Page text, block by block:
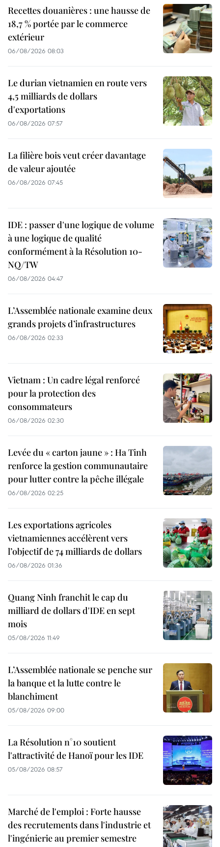
Recettes douanières : une hausse de
18,7 % portée par le commerce
extérieur
06/08/2026 08:03
Le durian vietnamien en route vers
4,5 milliards de dollars
d'exportations
06/08/2026 07:57
La filière bois veut créer davantage
de valeur ajoutée
06/08/2026 07:45
IDE : passer d'une logique de volume
à une logique de qualité
conformément à la Résolution 10-
NQ/TW
06/08/2026 04:47
L’Assemblée nationale examine deux
grands projets d’infrastructures
06/08/2026 02:33
Vietnam : Un cadre légal renforcé
pour la protection des
consommateurs
06/08/2026 02:30
Levée du « carton jaune » : Ha Tinh
renforce la gestion communautaire
pour lutter contre la pêche illégale
06/08/2026 02:25
Les exportations agricoles
vietnamiennes accélèrent vers
l’objectif de 74 milliards de dollars
06/08/2026 01:36
Quang Ninh franchit le cap du
milliard de dollars d'IDE en sept
mois
05/08/2026 11:49
L’Assemblée nationale se penche sur
la banque et la lutte contre le
blanchiment
05/08/2026 09:00
La Résolution n°10 soutient
l'attractivité de Hanoï pour les IDE
05/08/2026 08:57
Marché de l'emploi : Forte hausse
des recrutements dans l'industrie et
l'ingénierie au premier semestre